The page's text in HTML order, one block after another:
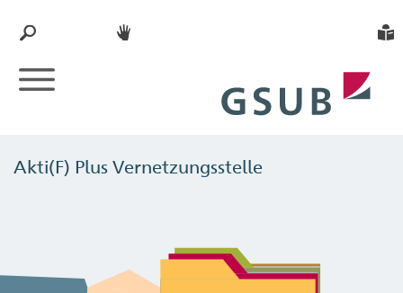
Akti(F) Plus Vernetzungsstelle